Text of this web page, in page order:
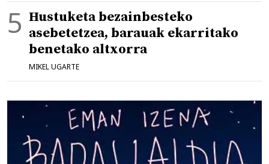
Hustuketa bezainbesteko
asebetetzea, barauak ekarritako
benetako altxorra
MIKEL UGARTE